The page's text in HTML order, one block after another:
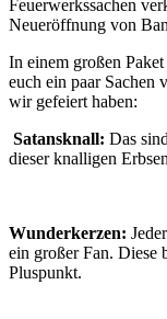
Feuerwerkssachen
Neueröffnung von
In einem großen
euch ein paar Sachen
wir gefeiert haben:
Satansknall: Das
dieser knalligen
Wunderkerzen:
ein großer Fan. Diese
Pluspunkt.